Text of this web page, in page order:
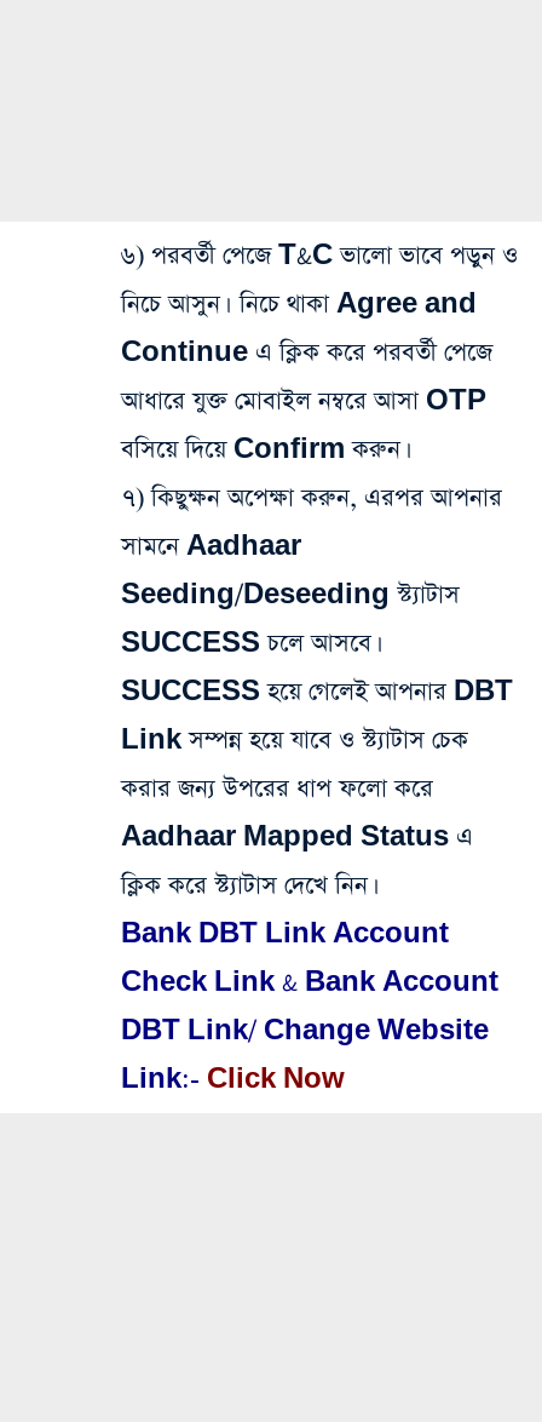
৬) পরবর্তী পেজে T&C ভালো ভাবে পড়ুন ও
নিচে আসুন। নিচে থাকা Agree and
Continue এ ক্লিক করে পরবর্তী পেজে
আধারে যুক্ত মোবাইল নম্বরে আসা OTP
বসিয়ে দিয়ে Confirm করুন।
৭) কিছুক্ষন অপেক্ষা করুন, এরপর আপনার
সামনে Aadhaar
Seeding/Deseeding স্ট্যাটাস
SUCCESS চলে আসবে।
SUCCESS হয়ে গেলেই আপনার DBT
Link সম্পন্ন হয়ে যাবে ও স্ট্যাটাস চেক
করার জন্য উপরের ধাপ ফলো করে
Aadhaar Mapped Status এ
ক্লিক করে স্ট্যাটাস দেখে নিন।
Bank DBT Link Account
Check Link & Bank Account
DBT Link/ Change Website
Link:- Click Now